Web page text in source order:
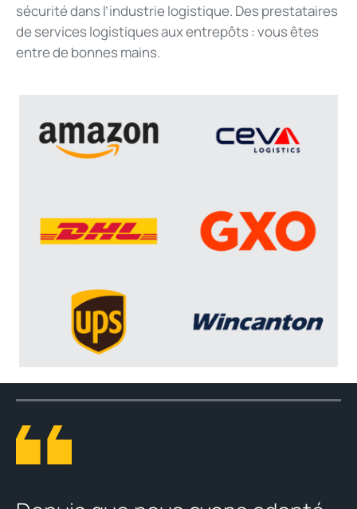
sécurité dans l’industrie logistique. Des prestataires
de services logistiques aux entrepôts : vous êtes
entre de bonnes mains.